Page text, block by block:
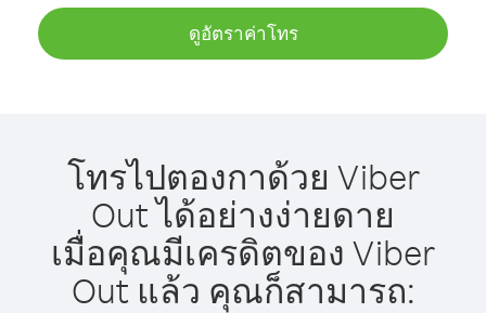
ดูอัตราค่าโทร
โทรไปตองกาด้วย Viber
Out ได้อย่างง่ายดาย
เมื่อคุณมีเครดิตของ Viber
Out แล้ว คุณก็สามารถ: